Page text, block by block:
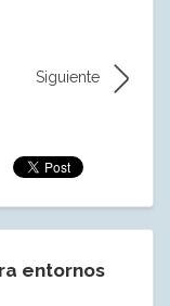
Siguiente
entornos